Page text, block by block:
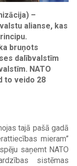
–
alianse, kas
bruņots
dalībvalstīm
NATO
to veido 28
tajā pašā gadā
mieram”
saņemt NATO
sistēmas